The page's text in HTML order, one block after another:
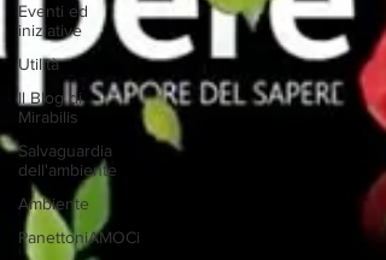
Eventi ed
iniziative
Utilità
Il Blog di
Mirabilis
Salvaguardia
dell'ambiente
Ambiente
PanettoniAMOCi